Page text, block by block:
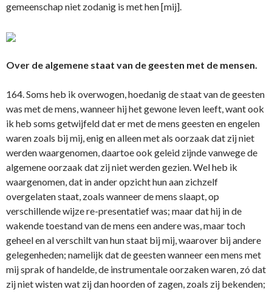
gemeenschap niet zodanig is met hen [mij].
Over de algemene staat van de geesten met de mensen.
164. Soms heb ik overwogen, hoedanig de staat van de geesten
was met de mens, wanneer hij het gewone leven leeft, want ook
ik heb soms getwijfeld dat er met de mens geesten en engelen
waren zoals bij mij, enig en alleen met als oorzaak dat zij niet
werden waargenomen, daartoe ook geleid zijnde vanwege de
algemene oorzaak dat zij niet werden gezien. Wel heb ik
waargenomen, dat in ander opzicht hun aan zichzelf
overgelaten staat, zoals wanneer de mens slaapt, op
verschillende wijze re-presentatief was; maar dat hij in de
wakende toestand van de mens een andere was, maar toch
geheel en al verschilt van hun staat bij mij, waarover bij andere
gelegenheden; namelijk dat de geesten wanneer een mens met
mij sprak of handelde, de instrumentale oorzaken waren, zó dat
zij niet wisten wat zij dan hoorden of zagen, zoals zij bekenden;